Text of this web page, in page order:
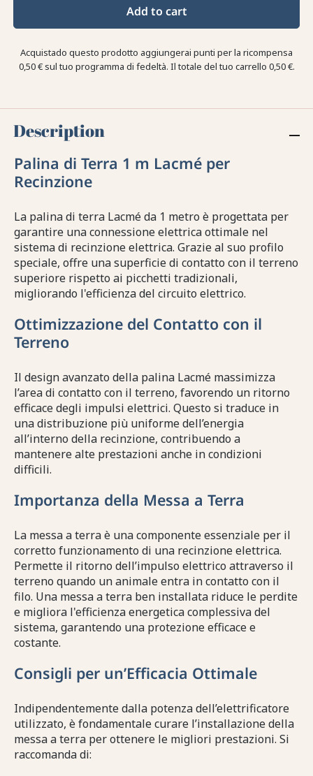
Add to cart
Acquistado questo prodotto aggiungerai punti per la ricompensa
0,50 €sul tuo programma di fedeltà. Il totale del tuo carrello 0,50 €.
Description
Palina di Terra 1 m Lacmé per
Recinzione
La palina di terra Lacmé da 1 metro è progettata per
garantire una connessione elettrica ottimale nel
sistema di recinzione elettrica. Grazie al suo profilo
speciale, offre una superficie di contatto con il terreno
superiore rispetto ai picchetti tradizionali,
migliorando l'efficienza del circuito elettrico.
Ottimizzazione del Contatto con il
Terreno
Il design avanzato della palina Lacmé massimizza
l’area di contatto con il terreno, favorendo un ritorno
efficace degli impulsi elettrici. Questo si traduce in
una distribuzione più uniforme dell’energia
all’interno della recinzione, contribuendo a
mantenere alte prestazioni anche in condizioni
difficili.
Importanza della Messa a Terra
La messa a terra è una componente essenziale per il
corretto funzionamento di una recinzione elettrica.
Permette il ritorno dell’impulso elettrico attraverso il
terreno quando un animale entra in contatto con il
filo. Una messa a terra ben installata riduce le perdite
e migliora l'efficienza energetica complessiva del
sistema, garantendo una protezione efficace e
costante.
Consigli per un’Efficacia Ottimale
Indipendentemente dalla potenza dell’elettrificatore
utilizzato, è fondamentale curare l’installazione della
messa a terra per ottenere le migliori prestazioni. Si
raccomanda di: